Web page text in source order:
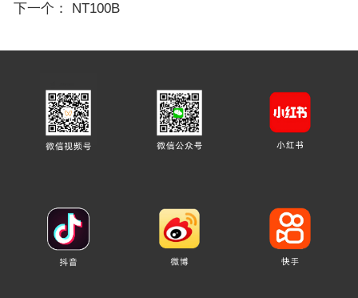
下一个：
NT100B